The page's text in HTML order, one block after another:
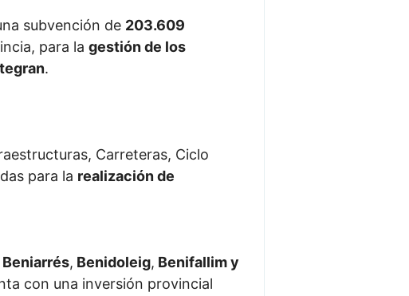
subvención de 203.609
para la gestión de los
.
Carreteras, Ciclo
para la realización de
Beniarrés, Benidoleig, Benifallim y
con una inversión provincial